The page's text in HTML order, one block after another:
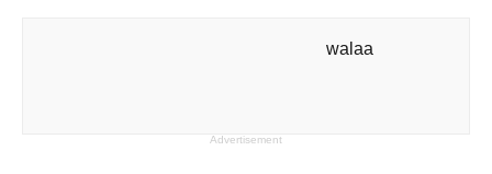
walaa
Advertisement